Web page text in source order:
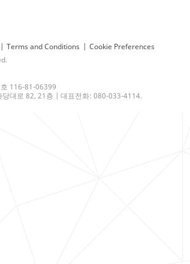
| Terms and Conditions | Cookie Preferences
116-81-06399
당대로 82, 21층 | 대표전화: 080-033-4114.